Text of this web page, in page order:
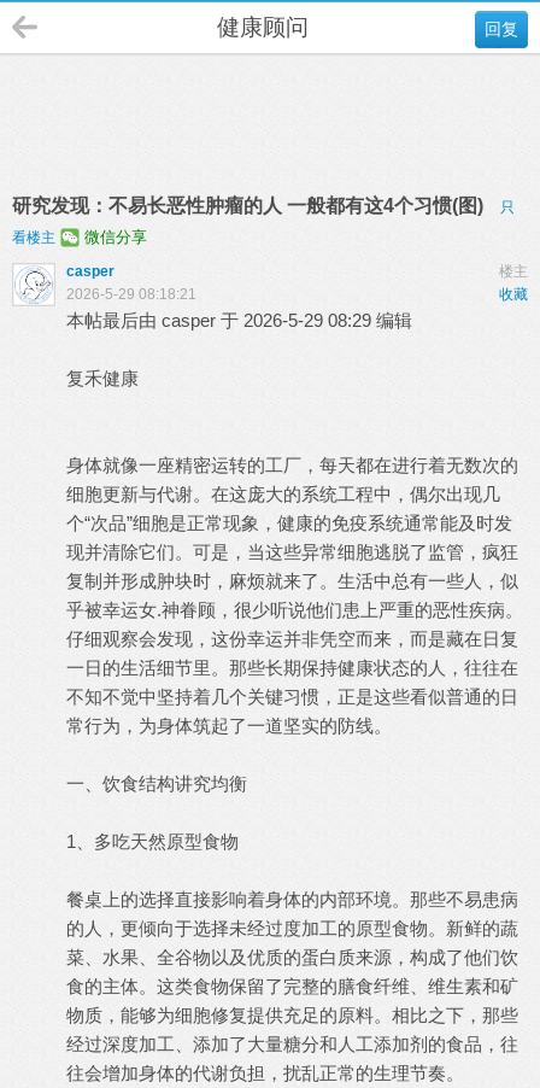
回复
健康顾问
研究发现：不易长恶性肿瘤的人 一般都有这4个习惯(图)
只
看楼主
微信分享
楼主
casper
收藏
2026-5-29 08:18:21
本帖最后由 casper 于 2026-5-29 08:29 编辑
复禾健康
身体就像一座精密运转的工厂，每天都在进行着无数次的
细胞更新与代谢。在这庞大的系统工程中，偶尔出现几
个“次品”细胞是正常现象，健康的免疫系统通常能及时发
现并清除它们。可是，当这些异常细胞逃脱了监管，疯狂
复制并形成肿块时，麻烦就来了。生活中总有一些人，似
乎被幸运女.神眷顾，很少听说他们患上严重的恶性疾病。
仔细观察会发现，这份幸运并非凭空而来，而是藏在日复
一日的生活细节里。那些长期保持健康状态的人，往往在
不知不觉中坚持着几个关键习惯，正是这些看似普通的日
常行为，为身体筑起了一道坚实的防线。
一、饮食结构讲究均衡
1、多吃天然原型食物
餐桌上的选择直接影响着身体的内部环境。那些不易患病
的人，更倾向于选择未经过度加工的原型食物。新鲜的蔬
菜、水果、全谷物以及优质的蛋白质来源，构成了他们饮
食的主体。这类食物保留了完整的膳食纤维、维生素和矿
物质，能够为细胞修复提供充足的原料。相比之下，那些
经过深度加工、添加了大量糖分和人工添加剂的食品，往
往会增加身体的代谢负担，扰乱正常的生理节奏。